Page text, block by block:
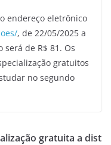
endereço eletrônico
, de 22/05/2025 a
será de R$ 81. Os
gratuitos
no segundo
gratuita a dist